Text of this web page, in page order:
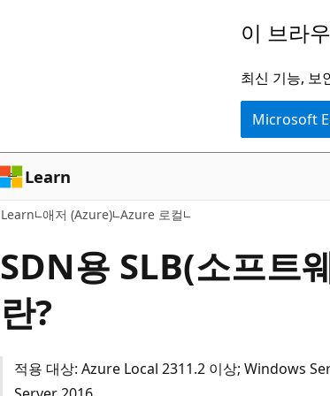
로
건
너
뛰
이 브라
최신 기능, 보
Microsoft
Learn
Learn 애저 (Azure) Azure 로컬
SDN용 SLB(소프트
란?
적용 대상: Azure Local 2311.2 이상; Windows